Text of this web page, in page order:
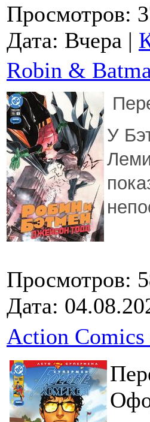
Просмотров:
Дата: Вчера |
Robin &
У
Просмотров:
Дата:
Action Comics